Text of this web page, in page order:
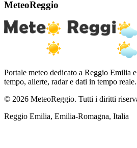
MeteoReggio
Portale meteo dedicato a Reggio Emilia
tempo, allerte, radar e dati in tempo reale.
© 2026 MeteoReggio. Tutti i diritti
Reggio Emilia, Emilia-Romagna, Italia